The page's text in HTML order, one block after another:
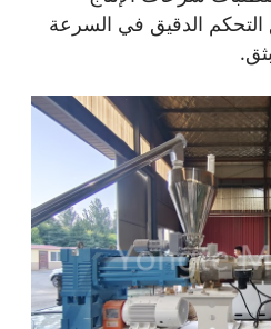
التحكم الدقيق في السرعة